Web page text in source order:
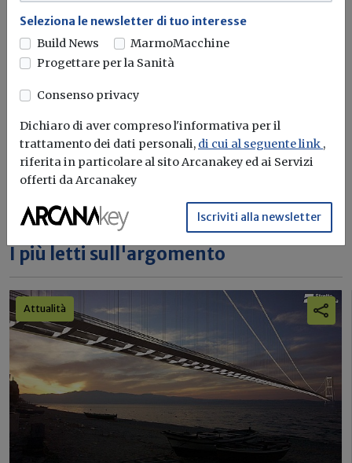
Iscriviti alla newsletter di
Build News
Rimani aggiornato sulle ultime
novità in campo di efficienza
energetica e sostenibilità edile
Iscriviti
I più letti sull'argomento
Attualità
Seleziona le newsletter di tuo interesse
Build News
MarmoMacchine
Progettare per la Sanità
Consenso privacy
Dichiaro di aver compreso l'informativa per il
trattamento dei dati personali, di cui al seguente link ,
riferita in particolare al sito Arcanakey ed ai Servizi
offerti da Arcanakey
Iscriviti alla newsletter